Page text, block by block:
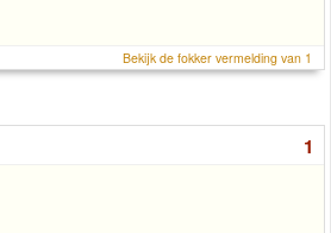
Bekijk de fokker vermelding van 1
1